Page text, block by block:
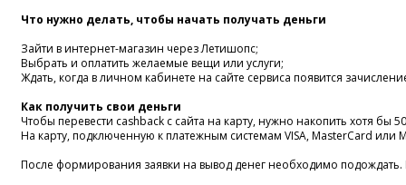
Что нужно делать, чтобы начать получать деньги
Зайти в интернет-магазин через Летишопс;
Выбрать и оплатить желаемые вещи или услуги;
Ждать, когда в личном кабинете на сайте сервиса появится
Как получить свои деньги
Чтобы перевести cashback с сайта на карту, нужно накопить хотя
На карту, подключенную к платежным системам VISA, MasterCard или
После формирования заявки на вывод денег необходимо подождать.